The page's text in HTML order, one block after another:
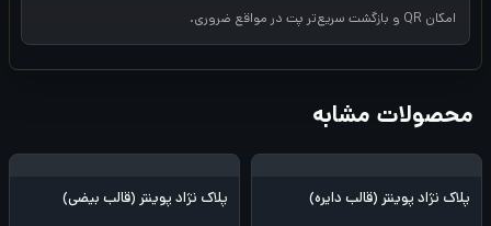
امکان QR و بازگشت سریع‌تر پت در مواقع ضروری.
محصولات مشابه
پلاک نژاد پوینتر (قالب دایره) پلاک نژاد پوینتر (قالب بیضی)